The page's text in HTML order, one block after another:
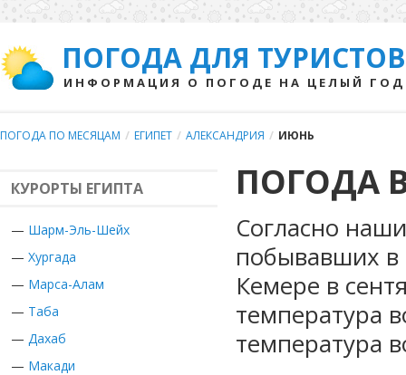
ПОГОДА ДЛЯ ТУРИСТОВ
ИНФОРМАЦИЯ О ПОГОДЕ НА ЦЕЛЫЙ ГОД
ПОГОДА ПО МЕСЯЦАМ / ЕГИПЕТ / АЛЕКСАНДРИЯ / ИЮНЬ
КУРОРТЫ ЕГИПТА
— Шарм-Эль-Шейх
— Хургада
— Марса-Алам
— Таба
— Дахаб
— Макади
ПОГОДА
Согласно
побывавших в
Кемере в
температура
температура